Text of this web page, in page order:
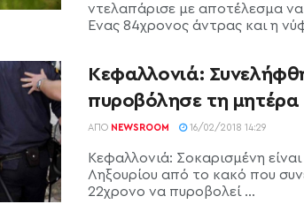
ντελαπάρισε με αποτέλεσμα
Ένας 84χρονος άντρας και η
Κεφαλλονιά:
πυροβόλησε τη μητέρα
ΑΠΌ NEWSROOM 16/02/2018 14:29
Κεφαλλονιά: Σοκαρισμένη
Ληξουρίου από το κακό που
22χρονο να πυροβολεί ...